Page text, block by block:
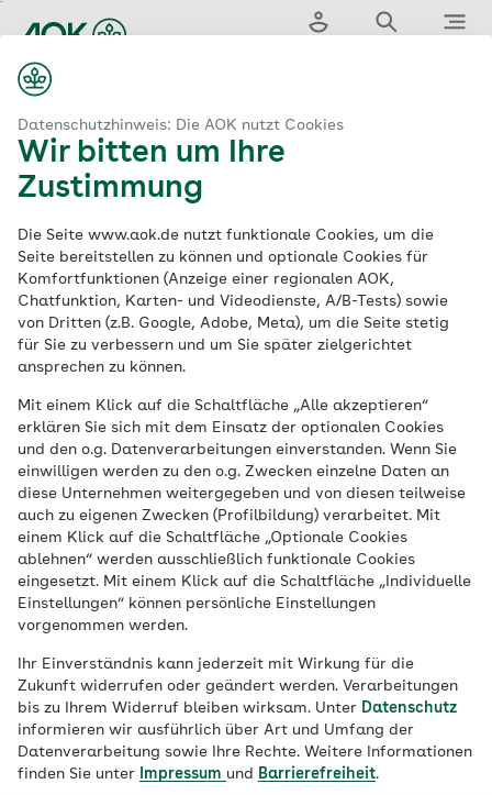
Datenschutzhinweis: Die AOK nutzt Cookies
Wir bitten um Ihre
Zustimmung
Die Seite www.aok.de nutzt funktionale Cookies, um die
Seite bereitstellen zu können und optionale Cookies für
Komfortfunktionen (Anzeige einer regionalen AOK,
Chatfunktion, Karten- und Videodienste, A/B-Tests) sowie
von Dritten (z.B. Google, Adobe, Meta), um die Seite stetig
für Sie zu verbessern und um Sie später zielgerichtet
ansprechen zu können.
Mit einem Klick auf die Schaltfläche „Alle akzeptieren“
erklären Sie sich mit dem Einsatz der optionalen Cookies
und den o.g. Datenverarbeitungen einverstanden. Wenn Sie
einwilligen werden zu den o.g. Zwecken einzelne Daten an
diese Unternehmen weitergegeben und von diesen teilweise
auch zu eigenen Zwecken (Profilbildung) verarbeitet. Mit
einem Klick auf die Schaltfläche „Optionale Cookies
ablehnen“ werden ausschließlich funktionale Cookies
eingesetzt. Mit einem Klick auf die Schaltfläche „Individuelle
Einstellungen“ können persönliche Einstellungen
vorgenommen werden.
Ihr Einverständnis kann jederzeit mit Wirkung für die
Zukunft widerrufen oder geändert werden. Verarbeitungen
bis zu Ihrem Widerruf bleiben wirksam. Unter Datenschutz
informieren wir ausführlich über Art und Umfang der
Datenverarbeitung sowie Ihre Rechte. Weitere Informationen
finden Sie unter
Impressum und Barrierefreiheit.
Hauptinhalt
Pflegeheimsuche
© iStock / SeventyFour
pflegebedürftige Person geeignetes Pflegeheim in
Ihrer Nähe zu finden. Dabei können Sie zwischen
Pflegeeinrichtungen für die Kurzzeitpflege und
vollstationären Angeboten wählen. Zu jedem
Pflegeheim erhalten Sie ausführliche Informationen